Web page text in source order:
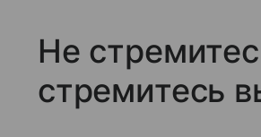
Не
стремитесь